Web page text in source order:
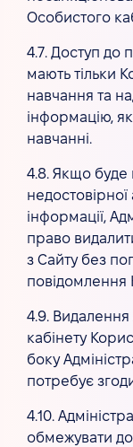
Особистого
4.7. Доступ до
мають тільки
навчання та
інформацію,
навчанні.
4.8. Якщо буде
інформації,
право
з Сайту без
повідомлення
4.9. Видалення
кабінету
боку
потребує
4.10.
обмежувати